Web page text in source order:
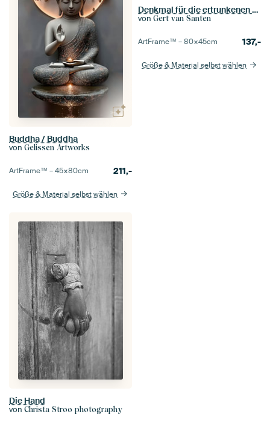
Buddha / Buddha
von Gelissen Artworks
ArtFrame™ –45×80cm 211,-
Größe & Material selbst wählen
Denkmal für die ertrunkenen Dörfer von Zeeland an der Zeelandbrücke
von Gert van Santen
ArtFrame™ –80×45cm 137,-
Größe & Material selbst wählen
Die Hand
von Christa Stroo photography